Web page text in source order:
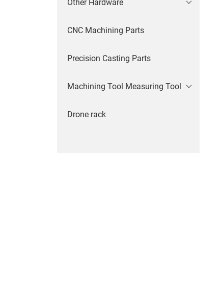
Other Hardware
CNC Machining Parts
Precision Casting Parts
Machining Tool Measuring Tool
Drone rack